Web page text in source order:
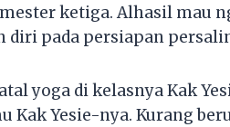
ketiga. Alhasil mau
diri pada persiapan
yoga di kelasnya Kak
Kak Yesie-nya. Kurang